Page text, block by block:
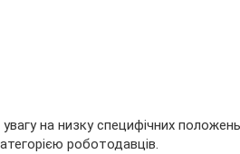
на низку специфічних
роботодавців.